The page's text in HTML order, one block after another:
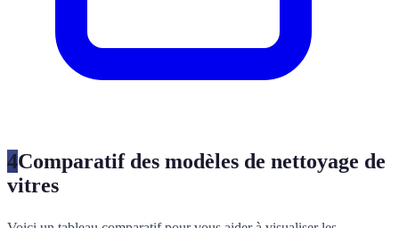
4Comparatif des modèles de nettoyage de
vitres